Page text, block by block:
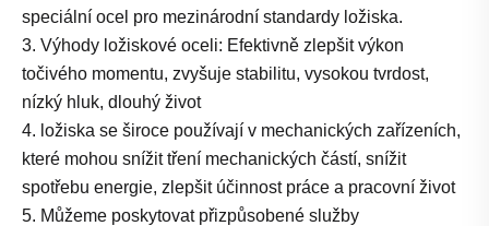
speciální ocel pro mezinárodní standardy ložiska.
3. Výhody ložiskové oceli: Efektivně zlepšit výkon
točivého momentu, zvyšuje stabilitu, vysokou tvrdost,
nízký hluk, dlouhý život
4. ložiska se široce používají v mechanických zařízeních,
které mohou snížit tření mechanických částí, snížit
spotřebu energie, zlepšit účinnost práce a pracovní život
5. Můžeme poskytovat přizpůsobené služby